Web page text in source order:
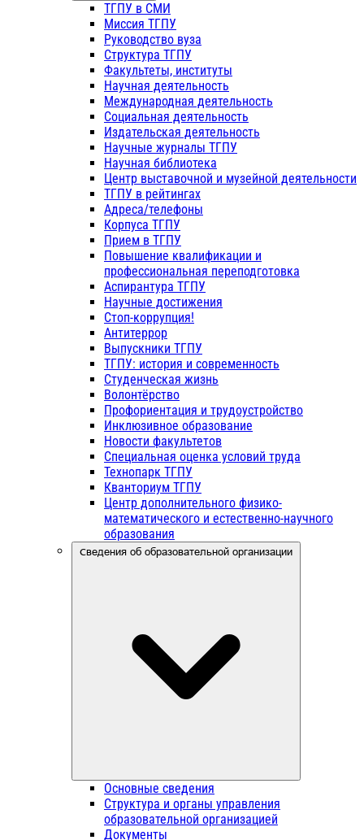
ТГПУ в СМИ
Миссия ТГПУ
Руководство вуза
Структура ТГПУ
Факультеты, институты
Научная деятельность
Международная деятельность
Социальная деятельность
Издательская деятельность
Научные журналы ТГПУ
Научная библиотека
Центр выставочной и музейной деятельности
ТГПУ в рейтингах
Адреса/телефоны
Корпуса ТГПУ
Прием в ТГПУ
Повышение квалификации и
профессиональная переподготовка
Аспирантура ТГПУ
Научные достижения
Стоп-коррупция!
Антитеррор
Выпускники ТГПУ
ТГПУ: история и современность
Студенческая жизнь
Волонтёрство
Профориентация и трудоустройство
Инклюзивное образование
Новости факультетов
Специальная оценка условий труда
Технопарк ТГПУ
Кванториум ТГПУ
Центр дополнительного физико-
математического и естественно-научного
образования
Сведения об образовательной организации
Основные сведения
Структура и органы управления
образовательной организацией
Документы